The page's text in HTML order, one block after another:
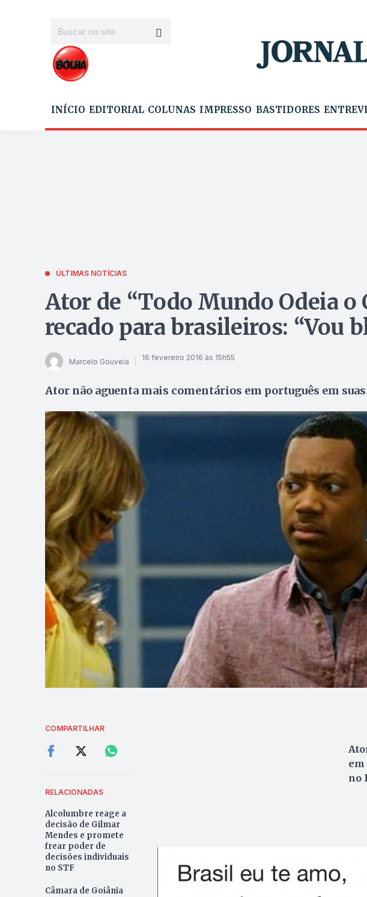
INÍCIO EDITORIAL COLUNAS IMPRESSO BASTIDORES
ÚLTIMAS NOTÍCIAS
Ator de “Todo Mundo Odeia o
recado para brasileiros: “Vou
Marcelo Gouveia 16 fevereiro 2016 às 15h55
Ator não aguenta mais comentários em português em
COMPARTILHAR
RELACIONADAS
Alcolumbre reage a
decisão de Gilmar
Mendes e promete
frear poder de
decisões individuais
no STF
Câmara de Goiânia
em
no